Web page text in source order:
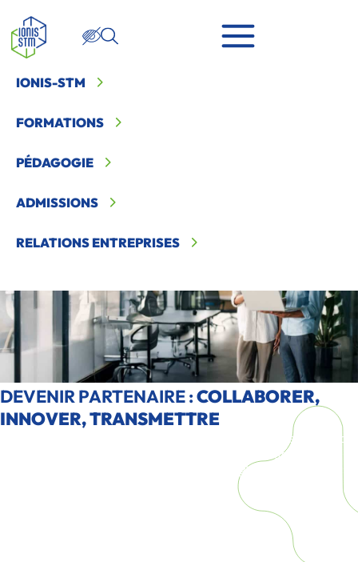
IONIS-STM
FORMATIONS
PÉDAGOGIE
ADMISSIONS
RELATIONS ENTREPRISES
DEVENIR PARTENAIRE :COLLABORER,
INNOVER, TRANSMETTRE
Un partenariat entreprise / école avec Ionis-STM vous permet de
rejoindre un écosystème engagé dans la transformation des
secteurs biotech, énergie, informatique et digital.